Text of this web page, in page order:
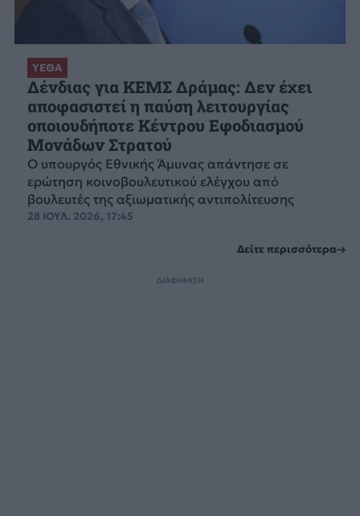
ΥΕΘΑ
Δένδιας για ΚΕΜΣ Δράμας: Δεν έχει
αποφασιστεί η παύση λειτουργίας
οποιουδήποτε Κέντρου Εφοδιασμού
Μονάδων Στρατού
Ο υπουργός Εθνικής Άμυνας απάντησε σε
ερώτηση κοινοβουλευτικού ελέγχου από
βουλευτές της αξιωματικής αντιπολίτευσης
28 ΙΟΥΛ. 2026, 17:45
Δείτε περισσότερα
ΔΙΑΦΗΜΙΣΗ